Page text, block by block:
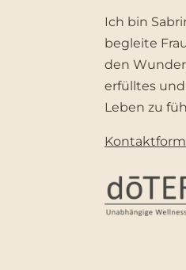
Ich bin
begleite
den
erfülltes
Leben zu